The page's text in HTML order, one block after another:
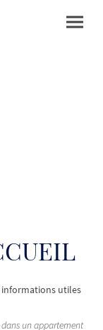
informations utiles
dans un appartement